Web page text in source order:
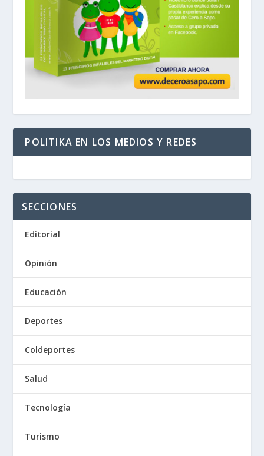
POLITIKA EN LOS MEDIOS Y REDES
SECCIONES
Editorial
Opinión
Educación
Deportes
Coldeportes
Salud
Tecnología
Turismo